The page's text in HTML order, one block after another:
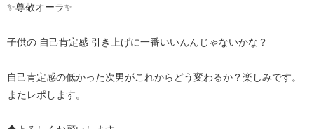
✨尊敬オーラ✨
子供の 自己肯定感 引き上げに一番いいんんじゃないかな？
自己肯定感の低かった次男がこれからどう変わるか？楽しみです。
またレポします。